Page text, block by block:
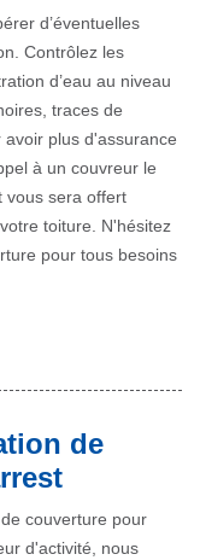
d’éventuelles
Contrôlez les
d’eau au niveau
traces de
plus d'assurance
à un couvreur le
vous sera offert
toiture. N'hésitez
pour tous besoins
de
couverture pour
d'activité, nous